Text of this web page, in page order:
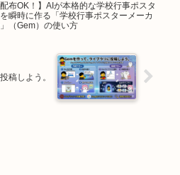
配布OK！】AIが本格的な学校行事ポスタ
瞬時に作る「学校行事ポスターメーカ
（Gem）の使い方
稿しよう。